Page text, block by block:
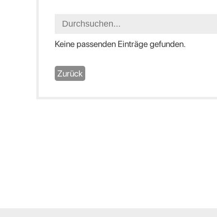
Keine passenden Einträge gefunden.
Zurück